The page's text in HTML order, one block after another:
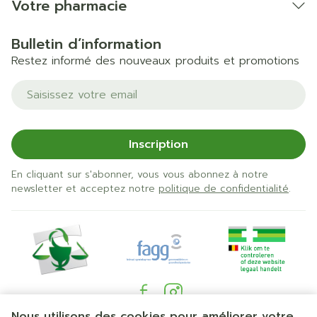
Vitamine D3
Votre pharmacie
Bulletin d’information
Restez informé des nouveaux produits et promotions
Adresse mail
Inscription
En cliquant sur s'abonner, vous vous abonnez à notre
newsletter et acceptez notre politique de confidentialité.